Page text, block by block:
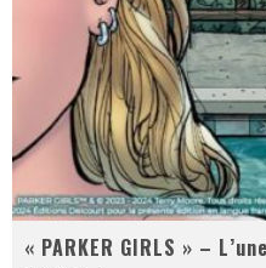
« PARKER GIRLS » –